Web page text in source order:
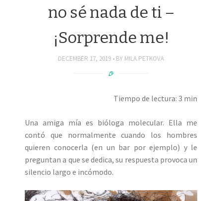
no sé nada de ti –
¡Sorprende me!
DECEMBER 17, 2019 BY MILA.PETKOVA
Tiempo de lectura: 3 min
Una amiga mía es bióloga molecular. Ella me
contó que normalmente cuando los hombres
quieren conocerla (en un bar por ejemplo) y le
preguntan a que se dedica, su respuesta provoca un
silencio largo e incómodo.